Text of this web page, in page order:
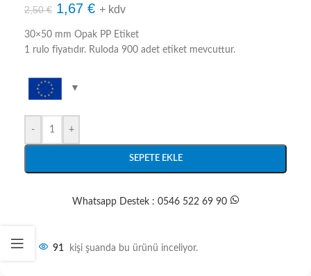
2,50€ 1,67 € + kdv
30×50 mm Opak PP Etiket
1 rulo fiyatıdır. Ruloda 900 adet etiket mevcuttur.
- +
SEPETE EKLE
Whatsapp Destek : 0546 522 69 90
91 kişi şuanda bu ürünü inceliyor.